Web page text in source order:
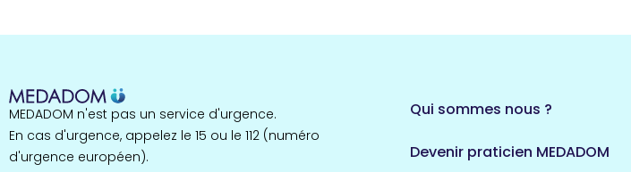
MEDADOM n'est pas un service d'urgence.
En cas d'urgence, appelez le 15 ou le 112 (numéro
d'urgence européen).
Qui sommes nous ?
Devenir praticien MEDADOM